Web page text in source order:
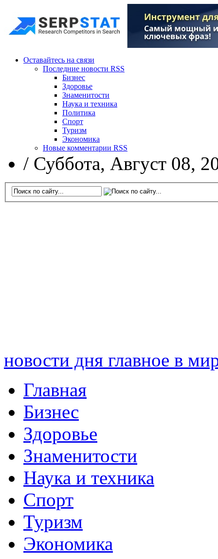
Оставайтесь на связи
Последние новости RSS
Бизнес
Здоровье
Знаменитости
Наука и техника
Политика
Спорт
Туризм
Экономика
Новые комментарии RSS
/ Суббота, Август 08,
новости дня главное в
Главная
Бизнес
Здоровье
Знаменитости
Наука и техника
Спорт
Туризм
Экономика